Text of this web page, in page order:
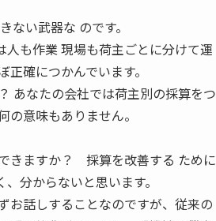
ない武器な のです。
も作業 現場も荷主ごとに分けて運
確につかんでいます。
あなたの会社では荷主別の採算をつ
意味もありません。
きますか？ 採算を改善する ために
分からないと思います。
お話しすることなのですが、従来の